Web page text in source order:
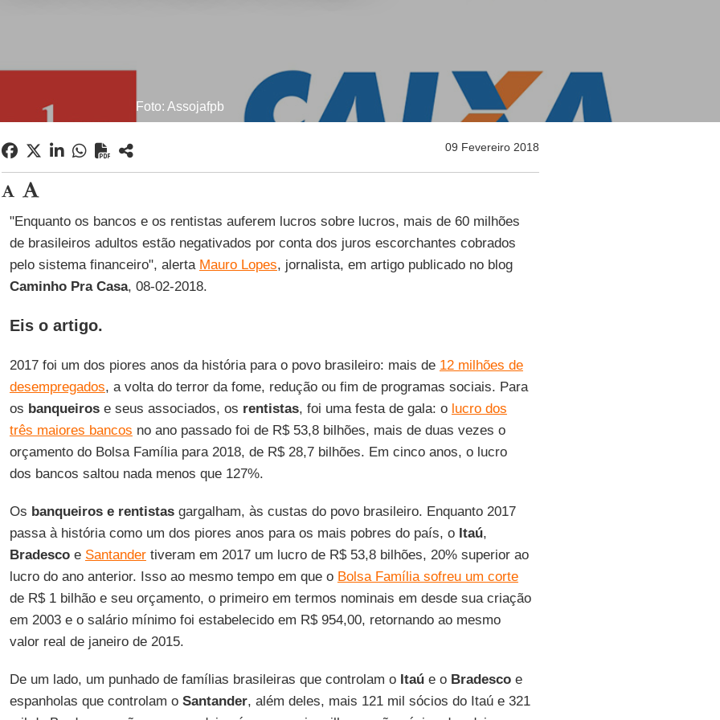
Foto: Assojafpb
09 Fevereiro 2018
"Enquanto os bancos e os rentistas auferem lucros sobre lucros, mais de 60 milhões
de brasileiros adultos estão negativados por conta dos juros escorchantes cobrados
pelo sistema financeiro", alerta Mauro Lopes, jornalista, em artigo publicado no blog
Caminho Pra Casa, 08-02-2018.
Eis o artigo.
2017 foi um dos piores anos da história para o povo brasileiro: mais de 12 milhões de
desempregados, a volta do terror da fome, redução ou fim de programas sociais. Para
os banqueirose seus associados, os rentistas, foi uma festa de gala: o lucro dos
três maiores bancos no ano passado foi de R$ 53,8 bilhões, mais de duas vezes o
orçamento do Bolsa Família para 2018, de R$ 28,7 bilhões. Em cinco anos, o lucro
dos bancos saltou nada menos que 127%.
Os banqueiros e rentistasgargalham, às custas do povo brasileiro. Enquanto 2017
passa à história como um dos piores anos para os mais pobres do país, o Itaú,
Bradescoe Santandertiveram em 2017 um lucro de R$ 53,8 bilhões, 20% superior ao
lucro do ano anterior. Isso ao mesmo tempo em que o Bolsa Família sofreu um corte
de R$ 1 bilhão e seu orçamento, o primeiro em termos nominais em desde sua criação
em 2003 e o salário mínimo foi estabelecido em R$ 954,00, retornando ao mesmo
valor real de janeiro de 2015.
De um lado, um punhado de famílias brasileiras que controlam o Itaúe o Bradescoe
espanholas que controlam o Santander, além deles, mais 121 mil sócios do Itaú e 321